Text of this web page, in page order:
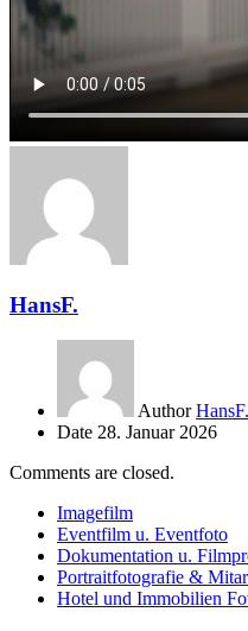
HansF.
Author HansF.
Date 28. Januar 2026
Comments are closed.
Imagefilm
Eventfilm u. Eventfoto
Dokumentation u.
Portraitfotografie &
Hotel und Immobilien